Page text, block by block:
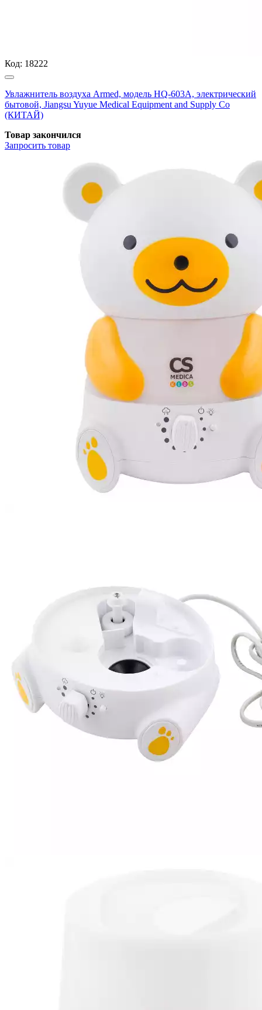
Код: 18222
Увлажнитель воздуха Armed, модель HQ-603A, электрический
бытовой, Jiangsu Yuyue Medical Equipment and Supply Co
(КИТАЙ)
Товар закончился
Запросить товар